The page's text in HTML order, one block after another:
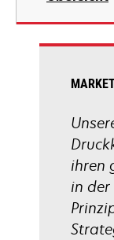
ihren
in der